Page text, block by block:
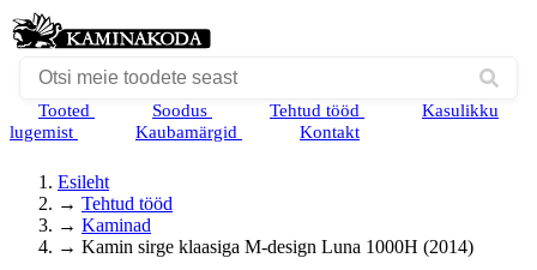
Tooted Soodus Tehtud tööd
Kasulikku
lugemist
Kaubamärgid Kontakt
Esileht
→ Tehtud tööd
→ Kaminad
→ Kamin sirge klaasiga M-design Luna 1000H (2014)